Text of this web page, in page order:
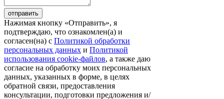
Нажимая кнопку «Отправить», я
подтверждаю, что ознакомлен(а) и
согласен(на) c Политикой обработки
персональных данных и Политикой
использования cookie-файлов, а также даю
согласие на обработку моих персональных
данных, указанных в форме, в целях
обратной связи, предоставления
консультации, подготовки предложения и/